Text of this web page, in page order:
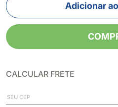
Adicionar
CALCULAR FRETE